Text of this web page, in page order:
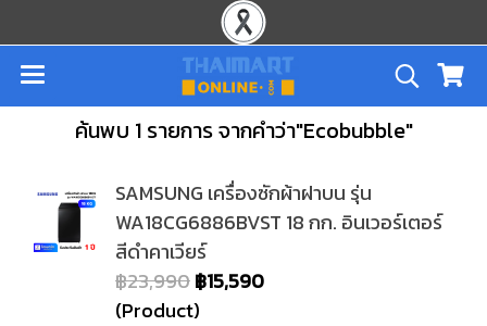
ค้นพบ 1 รายการ จากคำว่า"Ecobubble"
SAMSUNG เครื่องซักผ้าฝาบน รุ่น
WA18CG6886BVST 18 กก. อินเวอร์เตอร์
สีดำคาเวียร์
฿23,990฿15,590
(Product)